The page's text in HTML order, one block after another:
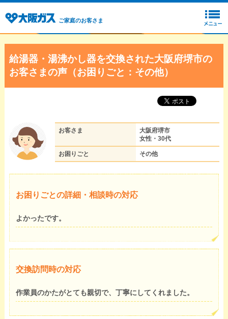
ご家庭のお客さま
給湯器・湯沸かし器を交換された大阪府堺市の
お客さまの声（お困りごと：その他）
お客さま
大阪府堺市
女性・30代
お困りごと その他
お困りごとの詳細・相談時の対応
よかったです。
交換訪問時の対応
作業員のかたがとても親切で、丁寧にしてくれました。